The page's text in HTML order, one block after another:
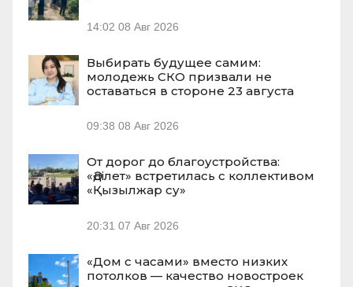
14:02 08 Авг 2026
Выбирать будущее самим:
молодежь СКО призвали не
оставаться в стороне 23 августа
09:38 08 Авг 2026
От дорог до благоустройства:
«Әділет» встретилась с коллективом
«Қызылжар су»
20:31 07 Авг 2026
«Дом с часами» вместо низких
потолков — качество новостроек